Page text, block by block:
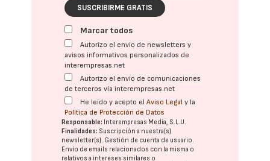
SUSCRIBIRME GRATIS
Marcar todos
Autorizo el envío de newsletters y
avisos informativos personalizados de
interempresas.net
Autorizo el envío de comunicaciones
de terceros vía interempresas.net
He leído y acepto elAviso Legal y la
Política de Protección de Datos
Responsable: Interempresas Media, S.L.U.
Finalidades: Suscripción a nuestra(s)
newsletter(s). Gestión de cuenta de usuario.
Envío de emails relacionados con la misma o
relativos a intereses similares o